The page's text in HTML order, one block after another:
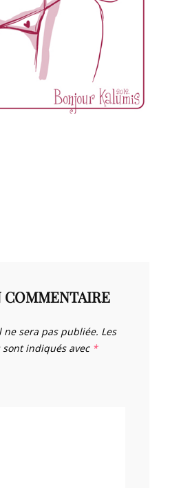
COMMENTAIRE
ne sera pas publiée. Les
indiqués avec *